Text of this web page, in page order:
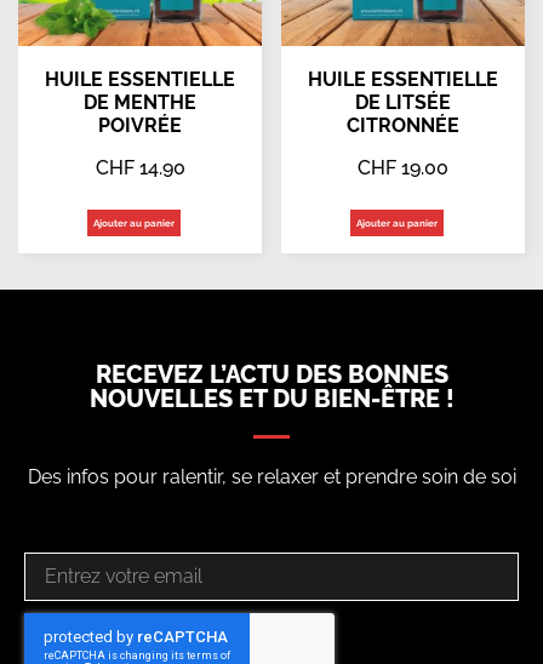
HUILE ESSENTIELLE
DE MENTHE
POIVRÉE
CHF14.90
Ajouter au panier
HUILE ESSENTIELLE
DE LITSÉE
CITRONNÉE
CHF 19.00
Ajouter au panier
RECEVEZ L’ACTU DES BONNES
NOUVELLES ET DU BIEN-ÊTRE !
Des infos pour ralentir, se relaxer et prendre soin de soi